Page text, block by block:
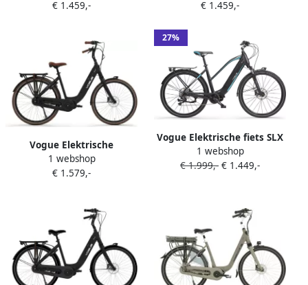
Donker blauw 480 Wh
€ 1.459,- Mat grijs 480 Wh Mat grijs
€ 1.459,-
Vogue Elektrische
stadsfiets Mestengo Dames
46 cm Mat zwart 504 Wh
1 webshop
€ 1.579,-
27%
Vogue Elektrische fiets SLX
51 cm Mat zwart 468 Wh
Mat zwart
1 webshop
€ 1.999,- € 1.449,-